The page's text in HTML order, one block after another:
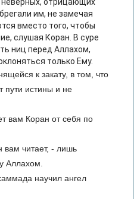
им, не замечая
вместо того, чтобы
слушая Коран. В суре
ниц перед Аллахом,
только Ему.
к закату, в том, что
пути истины и не
вам Коран от себя по
вам читает, - лишь
Аллахом.
научил ангел